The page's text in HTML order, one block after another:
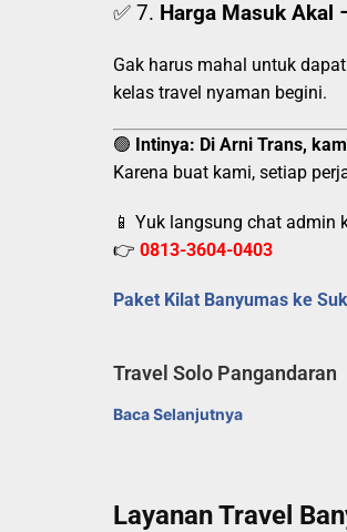
✅ 7. Harga Masuk Akal
Gak harus mahal untuk
kelas travel nyaman begini.
🟢 Intinya: Di Arni Trans,
Karena buat kami, setiap
📱 Yuk langsung chat admin
👉 0813-3604-0403
Paket Kilat Banyumas ke
Travel Solo Pangandaran
Baca Selanjutnya
Layanan Travel